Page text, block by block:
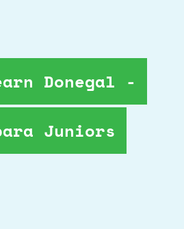
Donegal -
Juniors